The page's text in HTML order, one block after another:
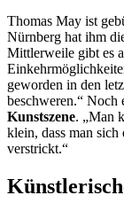
Thomas May ist
Nürnberg hat ihm
Mittlerweile gibt es
geworden in den
beschweren.“ Noch
Kunstszene. „Man
klein, dass man
verstrickt.“